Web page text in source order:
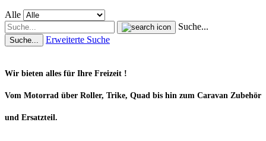
Alle
Suche...
Suche... Erweiterte Suche
Wir bieten alles für Ihre Freizeit !
Vom Motorrad über Roller, Trike, Quad bis hin zum Caravan Zubehör
und Ersatzteil.